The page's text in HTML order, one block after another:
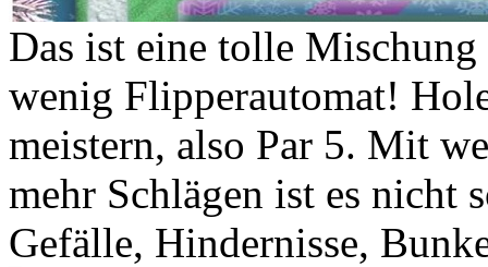
Das ist eine tolle
wenig Flipperautomat!
meistern, also Par 5. Mit
mehr Schlägen ist es nicht
Gefälle, Hindernisse,